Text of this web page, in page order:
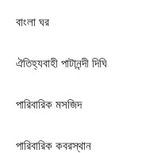
বাংলা ঘর
ঐতিহ্যবাহী পাটানন্দী দিঘি
পারিবারিক মসজিদ
পারিবারিক কবরস্থান